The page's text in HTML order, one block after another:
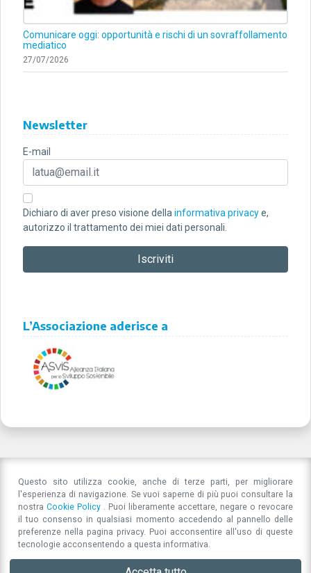
Comunicare oggi: opportunità e rischi di un sovraffollamento
mediatico
27/07/2026
Newsletter
E-mail
Dichiaro di aver preso visione della informativa privacye,
autorizzo il trattamento dei miei dati personali.
L’Associazione aderisce a
Questo sito utilizza cookie, anche di terze parti, per migliorare
l'esperienza di navigazione. Se vuoi saperne di più puoi consultare la
nostraCookie Policy
. Puoi liberamente accettare, negare o revocare
il tuo consenso in qualsiasi momento accedendo al pannello delle
preferenze nella pagina privacy. Puoi acconsentire all'uso di queste
tecnologie acconsentendo a questa informativa.